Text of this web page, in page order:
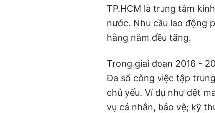
TP.HCM là trung tâm
nước. Nhu cầu lao động
hằng năm đều tăng.
Trong giai đoạn 2016 -
Đa số công việc tập
chủ yếu. Ví dụ như dệt
vụ cá nhân, bảo vệ; kỹ